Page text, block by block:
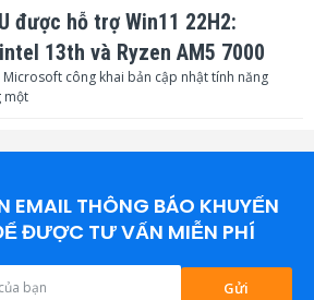
được hỗ trợ Win11 22H2:
13th và Ryzen AM5 7000
công khai bản cập nhật tính năng
một
EMAIL THÔNG BÁO KHUYẾN
ĐƯỢC TƯ VẤN MIỄN PHÍ
Gửi